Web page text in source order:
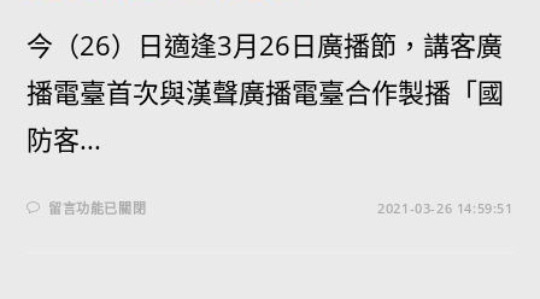
今（26）日適逢3月26日廣播節，講客廣
播電臺首次與漢聲廣播電臺合作製播「國
防客...
留言功能已關閉 2021-03-26 14:59:51